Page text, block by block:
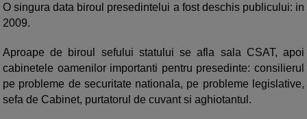
O singura data biroul presedintelui a fost deschis publicului: in
2009.
Aproape de biroul sefului statului se afla sala CSAT, apoi
cabinetele oamenilor importanti pentru presedinte: consilierul
pe probleme de securitate nationala, pe probleme legislative,
sefa de Cabinet, purtatorul de cuvant si aghiotantul.